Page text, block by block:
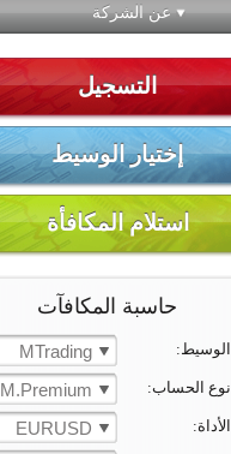
عن الشركة
التسجيل
إختيار الوسيط
استلام المكافأة
حاسبة المكافآت
الوسيط: MTrading
نوع الحساب: M.Premium
الأداة: EURUSD